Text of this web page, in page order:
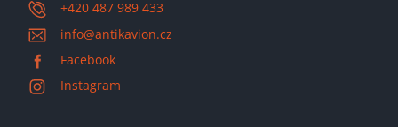
+420 487 989 433
info@antikavion.cz
Facebook
Instagram